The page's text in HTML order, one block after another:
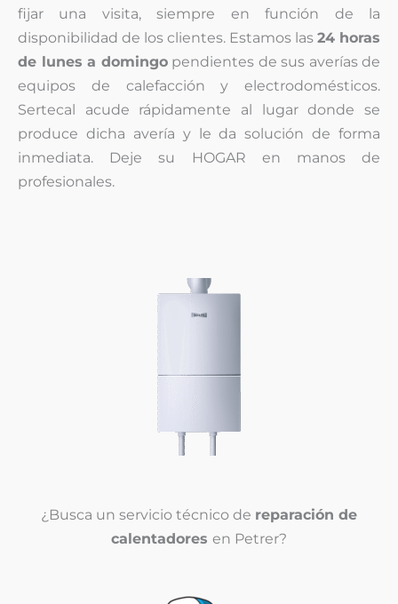
fijar una visita, siempre en función de la
disponibilidad de los clientes. Estamos las 24 horas
de lunes a domingopendientes de sus averías de
equipos de calefacción y electrodomésticos.
Sertecal acude rápidamente al lugar donde se
produce dicha avería y le da solución de forma
inmediata. Deje su HOGAR en manos de
profesionales.
¿Busca un servicio técnico de reparación de
calentadores en Petrer?